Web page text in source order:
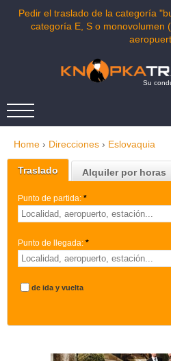
Pedir el traslado de la categoría
categoría E, S o monovolumen
Su
Home › Direcciones › Eslovaquia
Traslado Alquiler por horas
Punto de partida: *
Punto de llegada: *
de ida y vuelta